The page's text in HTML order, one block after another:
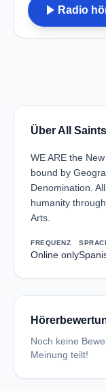
play_arrow Radio
Über All
WE ARE the
bound by
Denomination.
humanity
Arts.
FREQUENZ
Online only
Noch keine
Meinung teilt!